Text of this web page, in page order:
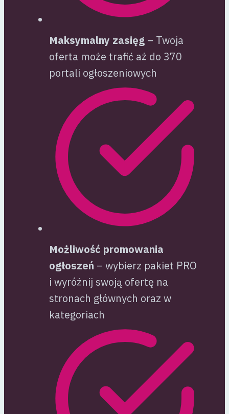
Maksymalny zasięg – Twoja
oferta może trafić aż do 370
portali ogłoszeniowych
Możliwość promowania
ogłoszeń – wybierz pakiet PRO
i wyróżnij swoją ofertę na
stronach głównych oraz w
kategoriach